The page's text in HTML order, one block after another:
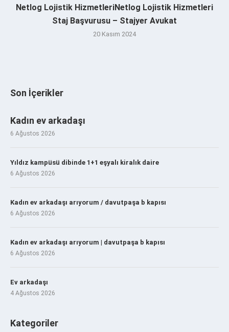
Netlog Lojistik HizmetleriNetlog Lojistik Hizmetleri
Staj Başvurusu – Stajyer Avukat
20 Kasım 2024
Son İçerikler
Kadın ev arkadaşı
6 Ağustos 2026
Yıldız kampüsü dibinde 1+1 eşyalı kiralık daire
6 Ağustos 2026
Kadın ev arkadaşı arıyorum / davutpaşa b kapısı
6 Ağustos 2026
Kadın ev arkadaşı arıyorum | davutpaşa b kapısı
6 Ağustos 2026
Ev arkadaşı
4 Ağustos 2026
Kategoriler